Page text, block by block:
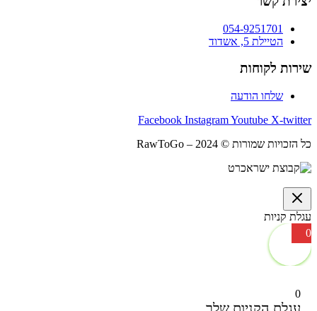
054-9251701
הטיילת 5, אשדוד
שירות לקוחות
שלחו הודעה
Facebook InstagramYoutube X-twitter
כל הזכויות שמורות © 2024 – RawToGo
עגלת קניות
0
0